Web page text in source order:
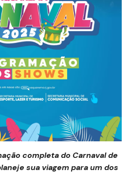
completa do Carnaval de
sua viagem para um dos